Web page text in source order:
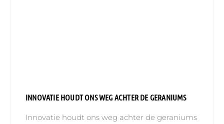
INNOVATIE HOUDT ONS WEG ACHTER DE GERANIUMS
Innovatie houdt ons weg achter de geraniums